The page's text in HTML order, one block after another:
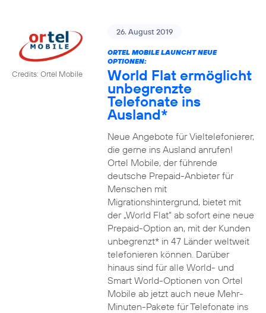
Credits: Ortel Mobile
26. August 2019
ORTEL MOBILE LAUNCHT NEUE
OPTIONEN:
World Flat ermöglicht
unbegrenzte
Telefonate ins
Ausland*
Neue Angebote für Vieltelefonierer,
die gerne ins Ausland anrufen!
Ortel Mobile, der führende
deutsche Prepaid-Anbieter für
Menschen mit
Migrationshintergrund, bietet mit
der „World Flat“ ab sofort eine neue
Prepaid-Option an, mit der Kunden
unbegrenzt* in 47 Länder weltweit
telefonieren können. Darüber
hinaus sind für alle World- und
Smart World-Optionen von Ortel
Mobile ab jetzt auch neue Mehr-
Minuten-Pakete für Telefonate ins